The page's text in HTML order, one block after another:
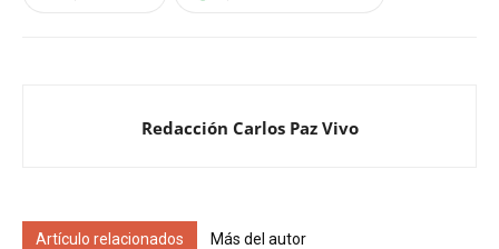
Redacción Carlos Paz Vivo
Artículo relacionados Más del autor